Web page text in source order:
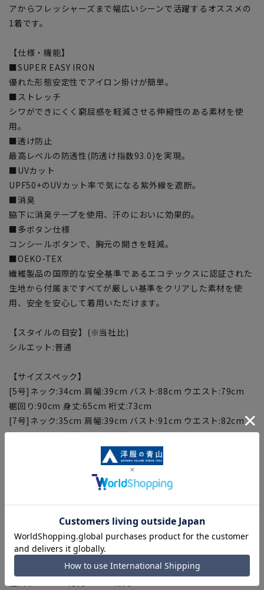
アからフレッシャーズまで幅広いシーンで活躍するオススメの
1着です。
【仕様・機能】
■SUPER EASY IRON
優れた形態安定性でアイロン掛けが簡単。
■ストレッチ
シワができにくく窮屈感を軽減させる伸縮性のある素材を使
用。
■透け防止
最高レベルの防透性(防透け指数93.0)を実現。
■UVカット
UPF50+のUVカット率で気になる紫外線を遮断。
■消臭
脇下に消臭テープを使用、汗のにおいに効果的。
■多ボタン仕様
コンシールボタンで、胸元の開きを軽減。
■OEKO-TEX
繊維製品の国際的な安全基準であるエコテックスに認証された
生地から付属まですべてが厳しい基準をクリアした素材を使
用、安全を安心して着用いただけます。
【スタイルの目安】(※当社比)
シルエット:普通
【サイズスペック】
[5号]ネック:34cm 肩幅:39cm バスト:88cm ウエスト:79cm
裾回り:90cm 身丈:65cm 裄丈:73cm
[7号]ネック:35cm 肩幅:39cm バスト:91cm ウエスト:82cm
裾回り:93cm 身丈:66cm 裄丈:76cm
[9号]ネック:36cm 肩幅:40cm バスト:94cm ウエスト:85cm
裾回り:96cm 身丈:67cm 裄丈:77cm
[11号]ネック:37cm 肩幅:41cm バスト:97cm ウエスト:88cm
裾回り:99cm 身丈:68cm 裄丈:78cm
[13号]ネック:38cm 肩幅:41cm バスト:100cm ウエスト:91cm
裾回り:102cm 身丈:69cm 裄丈:79cm
[15号]ネック:39cm 肩幅:42cm バスト:104cm ウエスト:96cm
裾回り:105cm 身丈:70cm 裄丈:80cm
[17号]ネック:40cm 肩幅:44cm バスト:107cm ウエスト:99cm